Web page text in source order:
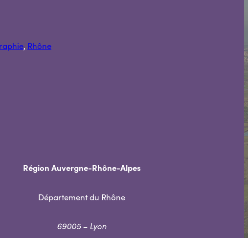
, Rhône
Région Auvergne-Rhône-Alpes
Département du Rhône
69005 – Lyon